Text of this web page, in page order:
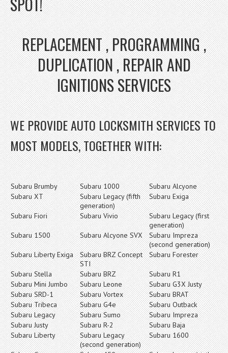
REPLACEMENT , PROGRAMMING ,
DUPLICATION , REPAIR AND
IGNITIONS SERVICES
WE PROVIDE AUTO LOCKSMITH SERVICES TO
MOST MODELS, TOGETHER WITH:
Subaru Brumby Subaru 1000
Subaru Alcyone
Subaru XT
Subaru Legacy (fifth
generation)
Subaru Exiga
Subaru Fiori Subaru Vivio
Subaru Legacy (first
generation)
Subaru 1500
Subaru Alcyone SVX
Subaru Impreza
(second generation)
Subaru Liberty Exiga
Subaru BRZ Concept
STI
Subaru Forester
Subaru Stella Subaru BRZ
Subaru R1
Subaru Mini Jumbo
Subaru Leone
Subaru G3X Justy
Subaru SRD-1
Subaru Vortex
Subaru BRAT
Subaru Tribeca
Subaru G4e
Subaru Outback
Subaru Legacy
Subaru Sumo
Subaru Impreza
Subaru Justy
Subaru R-2
Subaru Baja
Subaru Liberty
Subaru Legacy
(second generation)
Subaru 1600